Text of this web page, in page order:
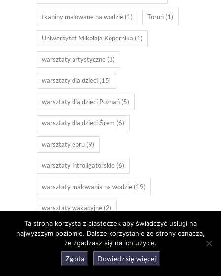
tkaniny malowane na wodzie (1) Toruń (1)
Uniwersytet Mikołaja Kopernika (1)
warsztaty artystyczne (3)
warsztaty dla dzieci (15)
warsztaty dla dzieci Poznań (5)
warsztaty dla dzieci Śrem (6)
warsztaty ebru (9)
warsztaty introligatorskie (6)
warsztaty malowania na wodzie (19)
warsztaty wakacyjne (2)
warsztaty świąteczne (9) wielkanoc (4)
Wrocław(3) zajęcia dla dzieci(3)
Ta strona korzysta z ciasteczek aby świadczyć usługi na
najwyższym poziomie. Dalsze korzystanie ze strony oznacza,
że zgadzasz się na ich użycie.
Zgoda Dowiedz się więcej